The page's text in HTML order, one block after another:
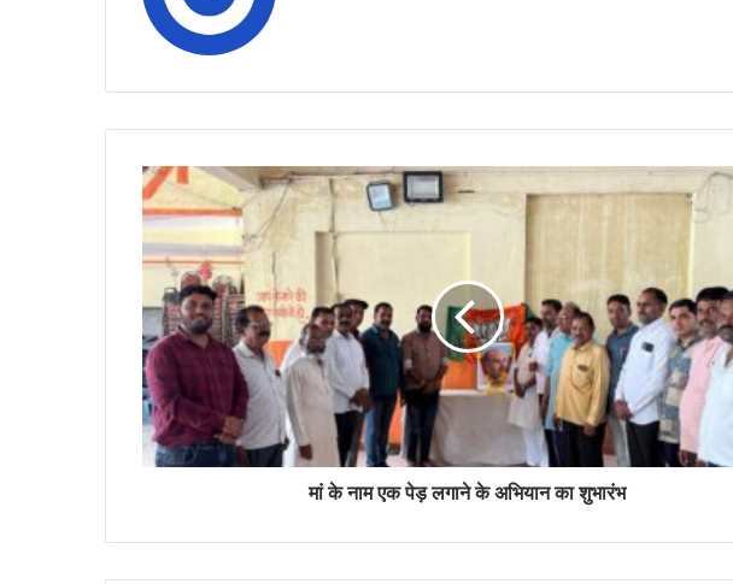
मां
के
नाम
एक
लगाने
अभियान
का
शुभारंभ
मां के नाम एक पेड़ लगाने के अभियान का शुभारंभ